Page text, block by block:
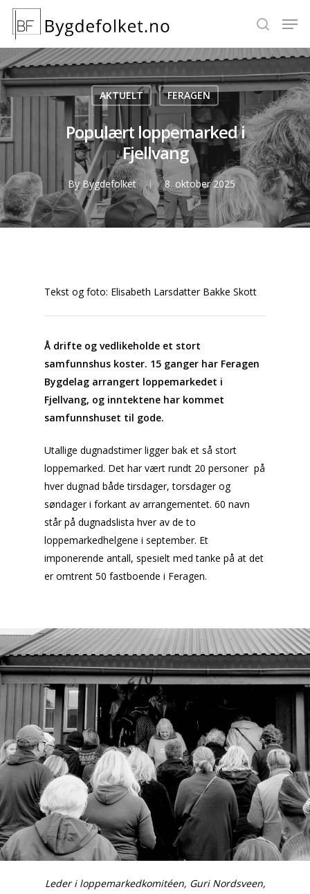
Hit enter to search or ESC to close
AKTUELT FERAGEN
Populært loppemarked i
Fjellvang
ByBygdefolket 8. oktober 2025
Tekst og foto: Elisabeth Larsdatter Bakke Skott
Å drifte og vedlikeholde et stort
samfunnshus koster. 15 ganger har Feragen
Bygdelag arrangert loppemarkedet i
Fjellvang, og inntektene har kommet
samfunnshuset til gode.
Utallige dugnadstimer ligger bak et så stort
loppemarked. Det har vært rundt 20 personer på
hver dugnad både tirsdager, torsdager og
søndager i forkant av arrangementet. 60 navn
står på dugnadslista hver av de to
loppemarkedhelgene i september. Et
imponerende antall, spesielt med tanke på at det
er omtrent 50 fastboende i Feragen.
Leder i loppemarkedkomitéen, Guri Nordsveen,